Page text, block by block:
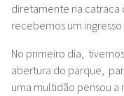
diretamente na catraca
recebemos um
No primeiro dia,
abertura do parque,
uma multidão pensou a